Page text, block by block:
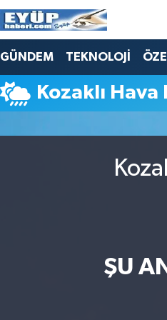
GÜNDEM TEKNOLOJİ
Kozaklı Hava
ŞU AN